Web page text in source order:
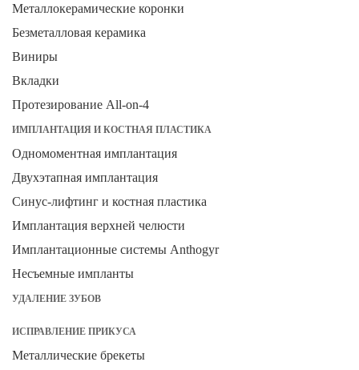
Металлокерамические коронки
Безметалловая керамика
Виниры
Вкладки
Протезирование All-on-4
ИМПЛАНТАЦИЯ И КОСТНАЯ ПЛАСТИКА
Одномоментная имплантация
Двухэтапная имплантация
Синус-лифтинг и костная пластика
Имплантация верхней челюсти
Имплантационные системы Anthogyr
Несъемные импланты
УДАЛЕНИЕ ЗУБОВ
ИСПРАВЛЕНИЕ ПРИКУСА
Металлические брекеты